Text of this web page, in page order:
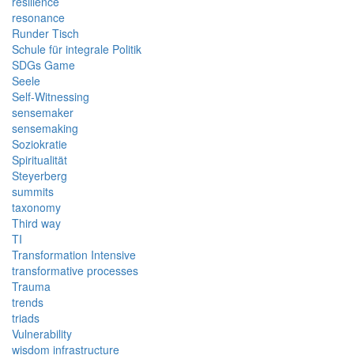
resonance
Runder Tisch
Schule für integrale Politik
SDGs Game
Seele
Self-Witnessing
sensemaker
sensemaking
Soziokratie
Spiritualität
Steyerberg
summits
taxonomy
Third way
TI
Transformation Intensive
transformative processes
Trauma
trends
triads
Vulnerability
wisdom infrastructure